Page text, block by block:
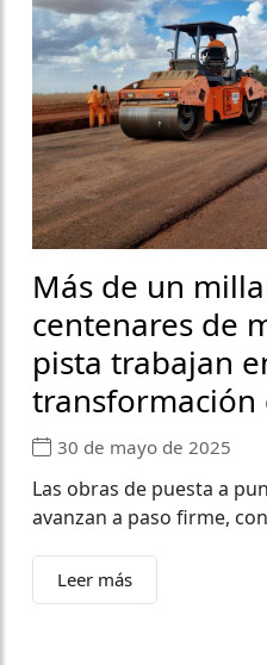
Más de un
centenares de
pista trabajan
transformación
30 de mayo de 2025
Las obras de puesta a
avanzan a paso firme,
Leer más